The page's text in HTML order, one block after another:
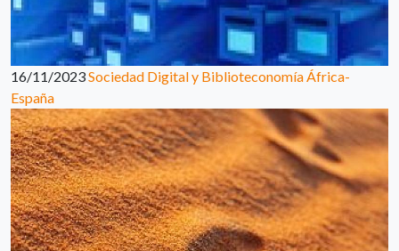
16/11/2023Sociedad Digital y Biblioteconomía África-
España